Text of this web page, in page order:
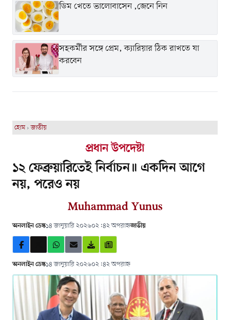
ডিম খেতে ভালোবাসেন ,জেনে নিন
সহকর্মীর সঙ্গে প্রেম, ক্যারিয়ার ঠিক রাখতে যা
করবেন
হোম›জাতীয়
প্রধান উপদেষ্টা
১২ ফেব্রুয়ারিতেই নির্বাচন॥ একদিন আগে
নয়, পরেও নয়
Muhammad Yunus
অনলাইন ডেস্ক১৪ জানুয়ারি ২০২৬০২:৪২ অপরাহ্নজাতীয়
অনলাইন ডেস্ক১৪ জানুয়ারি ২০২৬০২:৪২ অপরাহ্ন